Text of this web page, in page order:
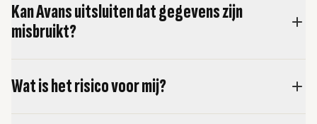
Kan Avans uitsluiten dat gegevens zijn
misbruikt?
Wat is het risico voor mij?